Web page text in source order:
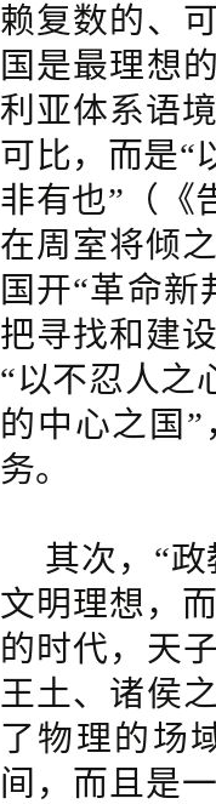
赖复数的、
国是最理想
利亚体系语
可比，而是“
非有也”（《
在周室将倾
国开“革命
把寻找和建
“以不忍人之
的中心之国
务。
其次，“
文明理想，
的时代，天
王土、诸侯
了物理的场
间，而且是